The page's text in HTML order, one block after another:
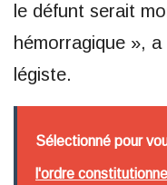
le défunt serait
hémorragique »,
légiste.
Sélectionné pour
l'ordre